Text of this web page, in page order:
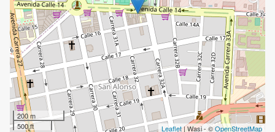
200 m
500 ft
Leaflet| Wasi - ©OpenStreetMap